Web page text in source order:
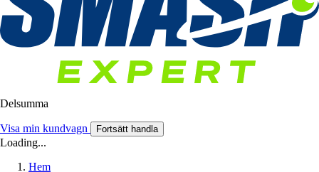
Delsumma
Visa min kundvagn Fortsätt handla
Loading...
Hem